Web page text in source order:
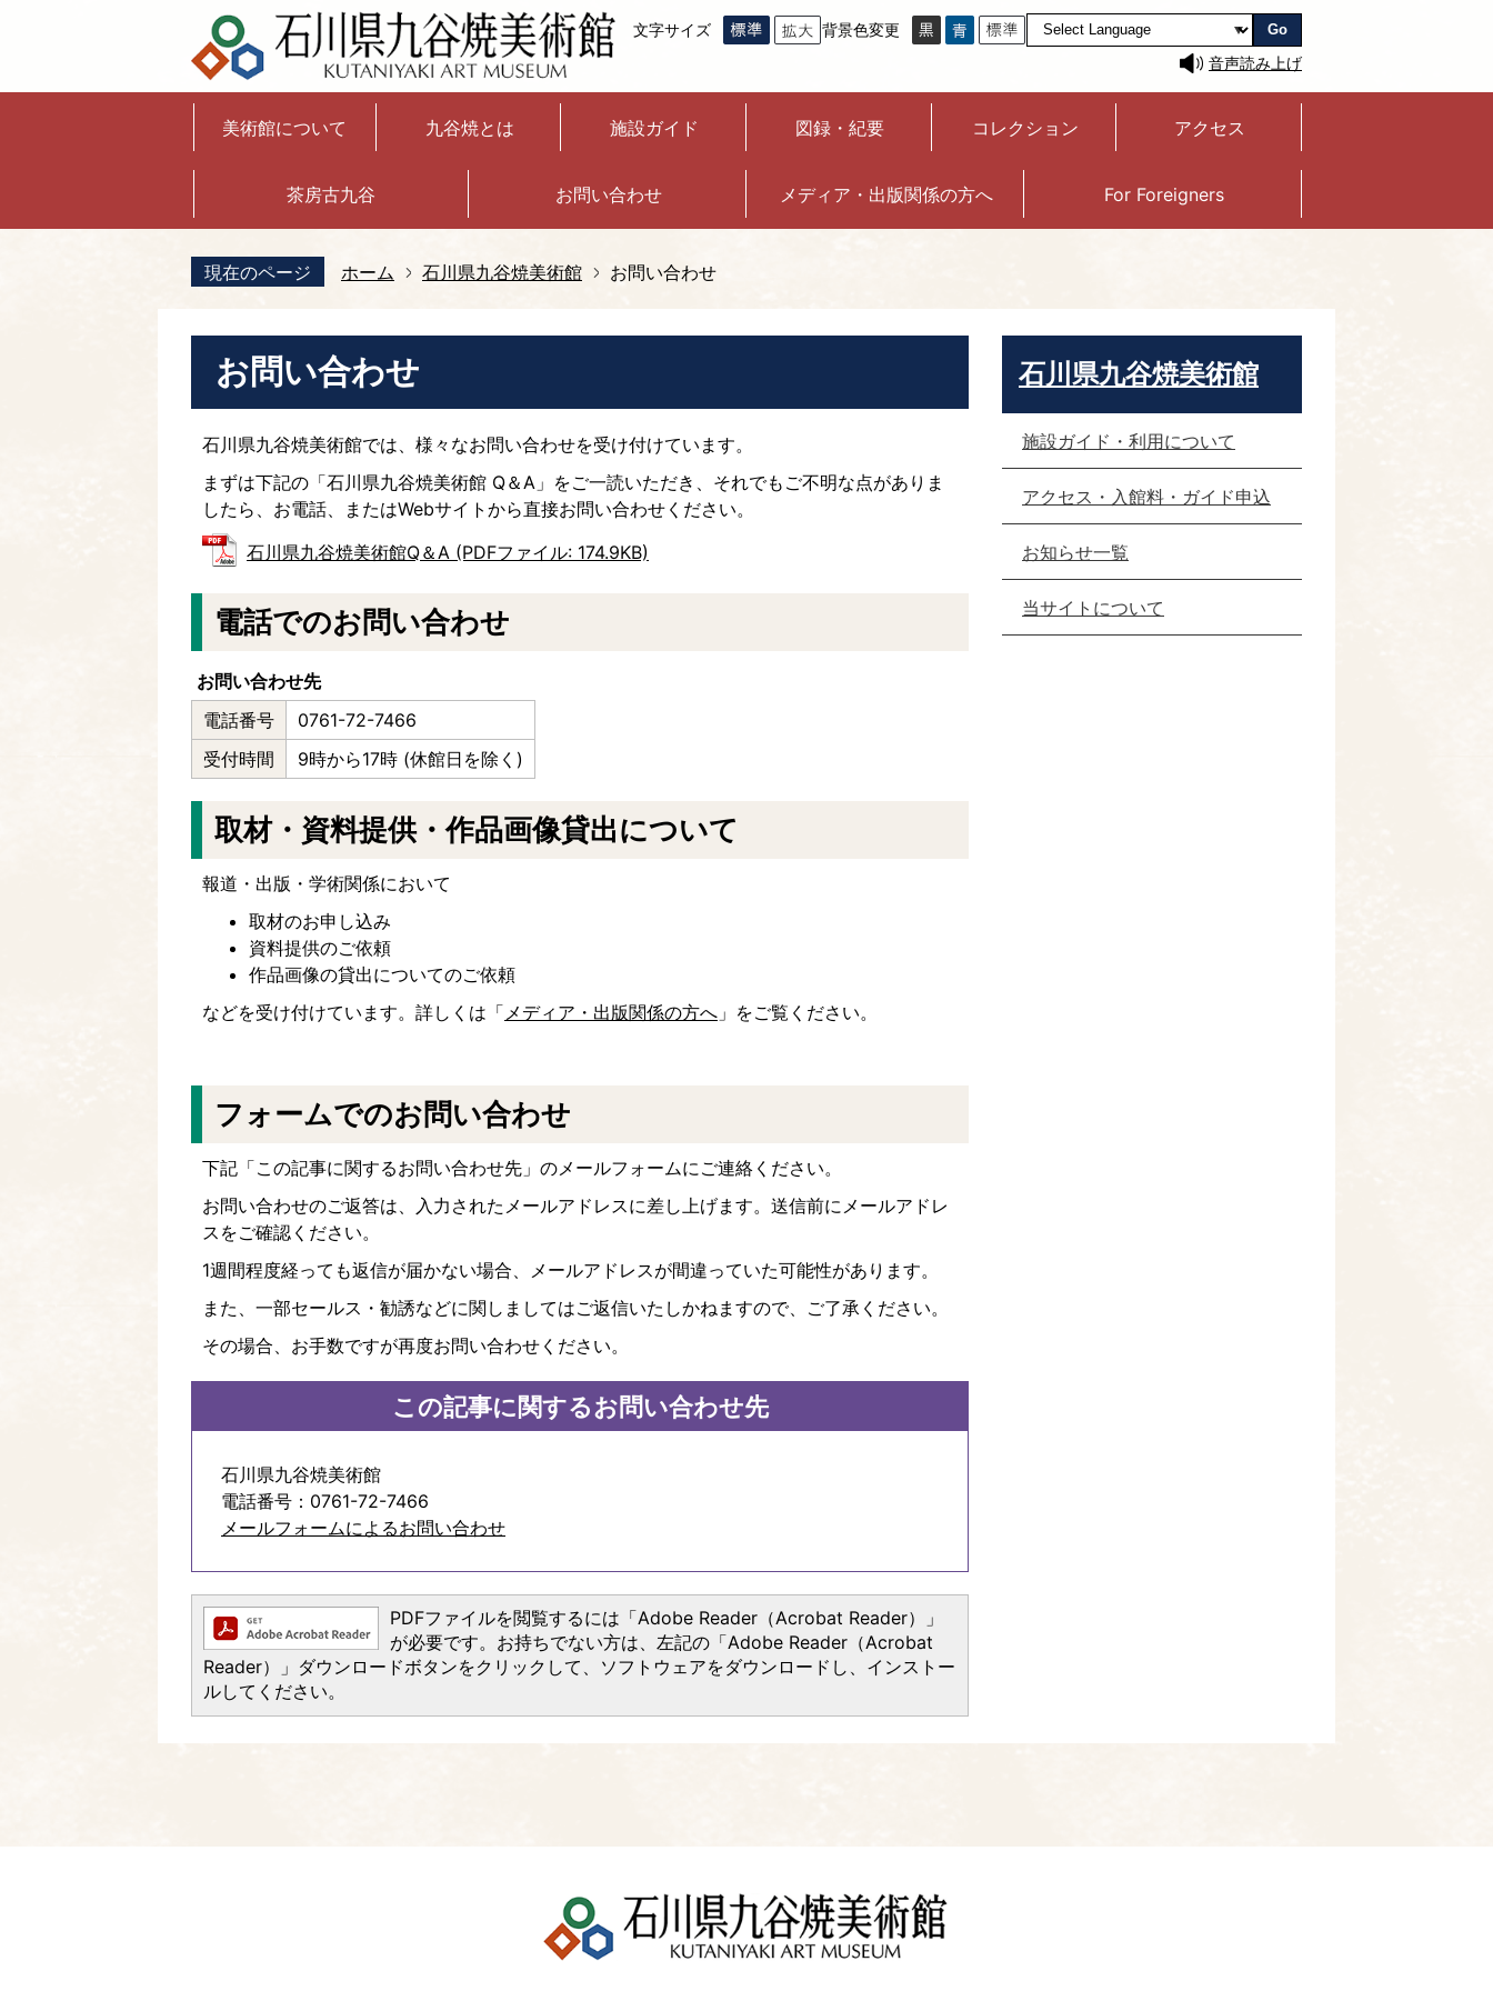
文字サイズ 背景色変更 Go
音声読み上げ
美術館について 九谷焼とは 施設ガイド 図録・紀要 コレクション アクセス
茶房古九谷 お問い合わせ メディア・出版関係の方へ For Foreigners
現在のページ ホーム 石川県九谷焼美術館 お問い合わせ
お問い合わせ
石川県九谷焼美術館では、様々なお問い合わせを受け付けています。
まずは下記の「石川県九谷焼美術館 Q＆A」をご一読いただき、それでもご不明な点がありま
したら、お電話、またはWebサイトから直接お問い合わせください。
石川県九谷焼美術館Q＆A (PDFファイル: 174.9KB)
電話でのお問い合わせ
お問い合わせ先
電話番号
0761-72-7466
受付時間
9時から17時 (休館日を除く)
取材・資料提供・作品画像貸出について
報道・出版・学術関係において
取材のお申し込み
資料提供のご依頼
作品画像の貸出についてのご依頼
などを受け付けています。詳しくは「メディア・出版関係の方へ 」をご覧ください。
フォームでのお問い合わせ
下記「この記事に関するお問い合わせ先」のメールフォームにご連絡ください。
お問い合わせのご返答は、入力されたメールアドレスに差し上げます。送信前にメールアドレ
スをご確認ください。
1週間程度経っても返信が届かない場合、メールアドレスが間違っていた可能性があります。
また、一部セールス・勧誘などに関しましてはご返信いたしかねますので、ご了承ください。
その場合、お手数ですが再度お問い合わせください。
この記事に関するお問い合わせ先
石川県九谷焼美術館
電話番号：0761-72-7466
メールフォームによるお問い合わせ
PDFファイルを閲覧するには「Adobe Reader（Acrobat Reader）」
が必要です。お持ちでない方は、左記の「Adobe Reader（Acrobat
Reader）」ダウンロードボタンをクリックして、ソフトウェアをダウンロードし、インストー
ルしてください。
石川県九谷焼美術館
施設ガイド・利用について
アクセス・入館料・ガイド申込
お知らせ一覧
当サイトについて